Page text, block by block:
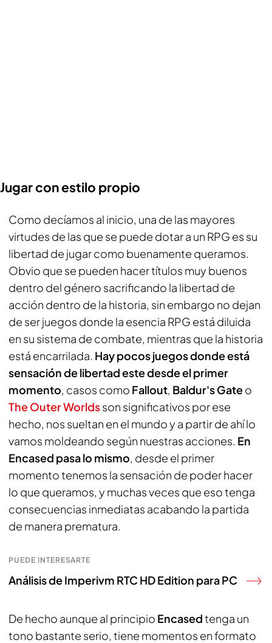
Jugar con estilo propio
Como decíamos al inicio, una de las mayores
virtudes de las que se puede dotar a un RPG es su
libertad de jugar como buenamente queramos.
Obvio que se pueden hacer títulos muy buenos
dentro del género sacrificando la libertad de
acción dentro de la historia, sin embargo no dejan
de ser juegos donde la esencia RPG está diluida
en su sistema de combate, mientras que la historia
está encarrilada. Hay pocos juegos donde está
sensación de libertad este desde el primer
momento, casos como Fallout, Baldur's Gateo
The Outer Worldsson significativos por ese
hecho, nos sueltan en el mundo y a partir de ahí lo
vamos moldeando según nuestras acciones. En
Encased pasa lo mismo, desde el primer
momento tenemos la sensación de poder hacer
lo que queramos, y muchas veces que eso tenga
consecuencias inmediatas acabando la partida
de manera prematura.
PUEDE INTERESARTE
Análisis de Imperivm RTC HD Edition para PC
De hecho aunque al principio Encasedtenga un
tono bastante serio, tiene momentos en formato